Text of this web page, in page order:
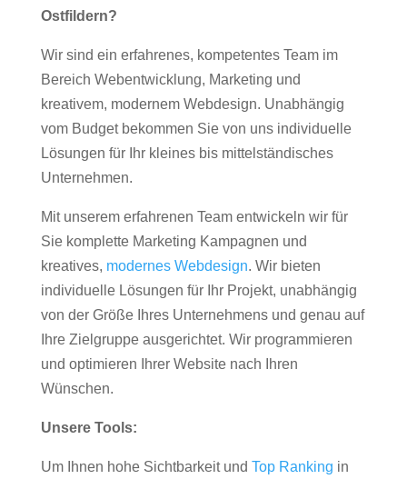
Ostfildern?
Wir sind ein erfahrenes, kompetentes Team im
Bereich Webentwicklung, Marketing und
kreativem, modernem Webdesign. Unabhängig
vom Budget bekommen Sie von uns individuelle
Lösungen für Ihr kleines bis mittelständisches
Unternehmen.
Mit unserem erfahrenen Team entwickeln wir für
Sie komplette Marketing Kampagnen und
kreatives, modernes Webdesign. Wir bieten
individuelle Lösungen für Ihr Projekt, unabhängig
von der Größe Ihres Unternehmens und genau auf
Ihre Zielgruppe ausgerichtet. Wir programmieren
und optimieren Ihrer Website nach Ihren
Wünschen.
Unsere Tools:
Um Ihnen hohe Sichtbarkeit und Top Ranking in